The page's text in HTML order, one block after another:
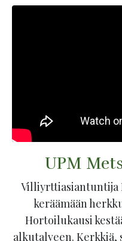
UPM
Villiyrttiasiantuntija
keräämään
Hortoilukausi
alkutalveen. Kerkkiä,